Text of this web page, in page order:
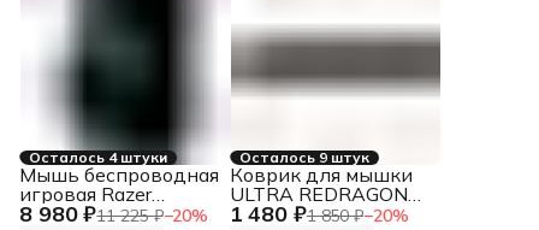
Осталось 4 штуки
8 980 ₽11 225 ₽−20%
Мышь беспроводная
игровая Razer
Basilisk Mobile Mouse
Осталось 9 штук
1 480 ₽1 850 ₽−20%
Коврик для мышки
ULTRA REDRAGON
50561 DEFENDER